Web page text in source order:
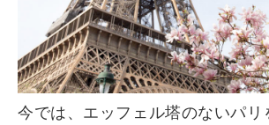
今では、エッフェル塔のないパリを想像する人は